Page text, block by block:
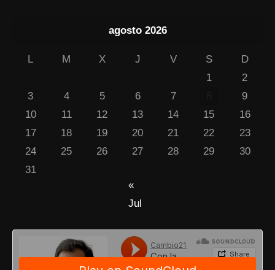
agosto 2026
L M X J V S
D
1
2
3
4 5 6 7
9
10
11 12 13 14 15
16
17
18 19 20 21 22
23
24
25 26 27 28 29
30
31
«
Jul